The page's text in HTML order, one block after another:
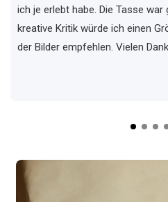
ich je erlebt habe. Die Tasse
kreative Kritik würde ich einen
der Bilder empfehlen. Vielen